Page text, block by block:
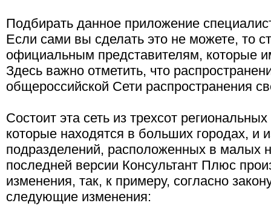
Подбирать данное приложение
Если сами вы сделать это не можете, то
официальным представителям, которые
Здесь важно отметить, что
общероссийской Сети распространения
Состоит эта сеть из трехсот
которые находятся в больших городах, и
подразделений, расположенных в малых
последней версии Консультант Плюс
изменения, так, к примеру, согласно
следующие изменения: